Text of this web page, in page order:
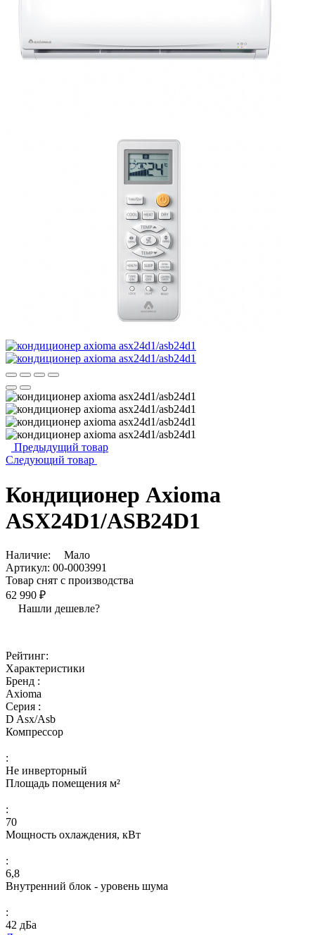
Предыдущий товар
Следующий товар
Кондиционер Axioma
ASX24D1/ASB24D1
Наличие:
Мало
Артикул: 00-0003991
Товар снят с производства
62 990 ₽
Нашли дешевле?
Рейтинг:
Характеристики
Бренд :
Axioma
Серия :
D Asx/Asb
Компрессор
:
Не инверторный
Площадь помещения м²
:
70
Мощность охлаждения, кВт
:
6,8
Внутренний блок - уровень шума
:
42 дБа